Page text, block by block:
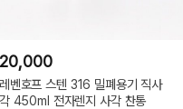
20,000
레벤호프 스텐 316 밀폐용기 직사
각 450ml 전자렌지 사각 찬통